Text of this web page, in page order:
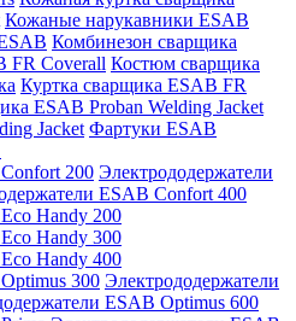
Кожаные нарукавники ESAB
Комбинезон сварщика
FR Coverall Костюм сварщика
Куртка сварщика ESAB FR
ESAB Proban Welding Jacket
Jacket Фартуки ESAB
200 Электрододержатели
ESAB Confort 400
Handy 200
Handy 300
Handy 400
300 Электрододержатели
ESAB Optimus 600